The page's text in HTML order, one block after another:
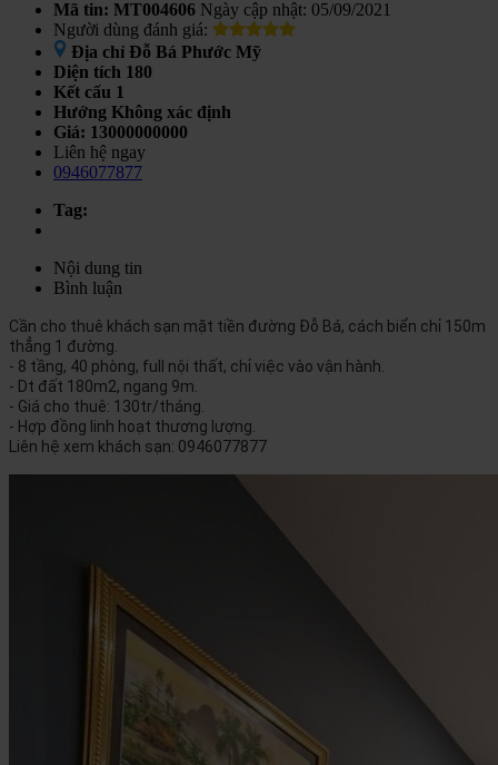
Mã tin: MT004606 Ngày cập nhật: 05/09/2021
Người dùng đánh giá:
Địa chỉ Đỗ Bá Phước Mỹ
Diện tích 180
Kết cấu 1
Hướng Không xác định
Giá: 13000000000
Liên hệ ngay
0946077877
Tag:
Nội dung tin
Bình luận
Cần cho thuê khách sạn mặt tiền đường Đỗ Bá, cách biển chỉ 150m
thẳng 1 đường.
- 8 tầng, 40 phòng, full nội thất, chỉ việc vào vận hành.
- Dt đất 180m2, ngang 9m.
- Giá cho thuê: 130tr/tháng.
- Hợp đồng linh hoạt thương lượng.
Liên hệ xem khách sạn: 0946077877